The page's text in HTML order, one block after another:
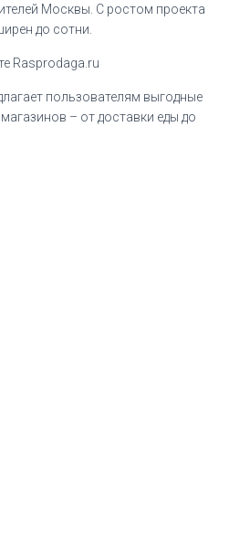
Москвы. С ростом проекта
до сотни.
пользователям выгодные
– от доставки еды до